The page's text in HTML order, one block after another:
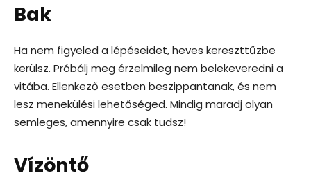
Bak
Ha nem figyeled a lépéseidet, heves kereszttűzbe
kerülsz. Próbálj meg érzelmileg nem belekeveredni a
vitába. Ellenkező esetben beszippantanak, és nem
lesz menekülési lehetőséged. Mindig maradj olyan
semleges, amennyire csak tudsz!
Vízöntő